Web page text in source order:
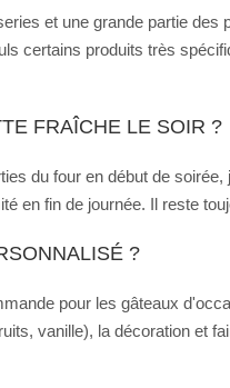
et une grande partie
certains produits très
FRAÎCHE LE SOIR ?
du four en début de
en fin de journée. Il reste
?
pour les gâteaux
vanille), la décoration et